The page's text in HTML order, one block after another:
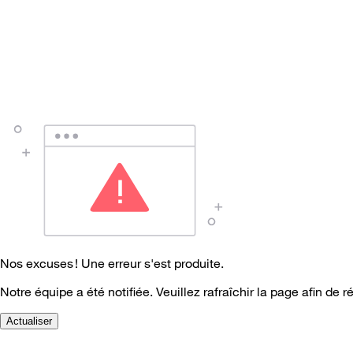
Nos excuses ! Une erreur s'est produite.
Notre équipe a été notifiée. Veuillez rafraîchir la page afin de
Actualiser